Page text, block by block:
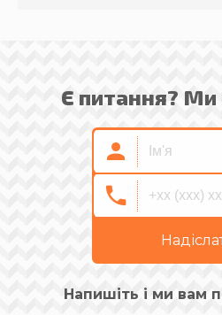
Є питання? Ми
Напишіть і ми вам